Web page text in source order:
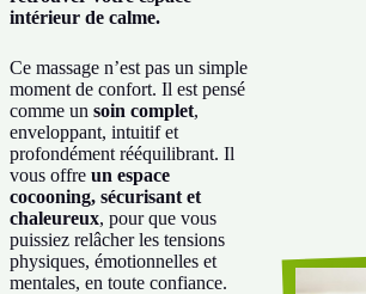
intérieur de calme.
Ce massage n’est pas un simple
moment de confort. Il est pensé
comme un soin complet,
enveloppant, intuitif et
profondément rééquilibrant. Il
vous offre un espace
cocooning, sécurisant et
chaleureux, pour que vous
puissiez relâcher les tensions
physiques, émotionnelles et
mentales, en toute confiance.